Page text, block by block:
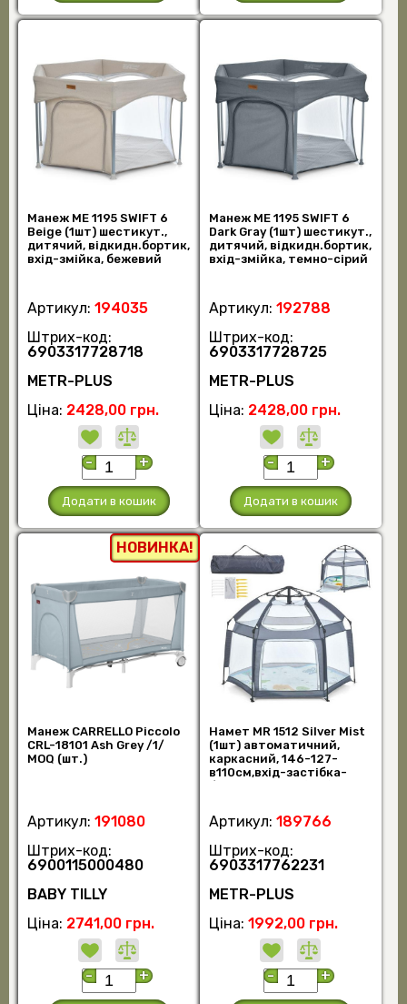
Манеж ME 1195 SWIFT 6
Beige (1шт) шестикут.,
дитячий, відкидн.бортик,
вхід-змійка, бежевий
Артикул: 194035
Штрих-код:
6903317728718
METR-PLUS
Ціна: 2428,00 грн.
- +
Додати в кошик
Манеж ME 1195 SWIFT 6
Dark Gray (1шт) шестикут.,
дитячий, відкидн.бортик,
вхід-змійка, темно-сірий
Артикул: 192788
Штрих-код:
6903317728725
METR-PLUS
Ціна: 2428,00 грн.
- +
Додати в кошик
НОВИНКА!
Манеж CARRELLO Piccolo
CRL-18101 Ash Grey /1/
MOQ (шт.)
Артикул: 191080
Штрих-код:
6900115000480
BABY TILLY
Ціна: 2741,00 грн.
- +
Намет MR 1512 Silver Mist
(1шт) автоматичний,
каркасний, 146-127-
в110см,вхід-застібка-
Артикул: 189766
Штрих-код:
6903317762231
METR-PLUS
Ціна: 1992,00 грн.
- +